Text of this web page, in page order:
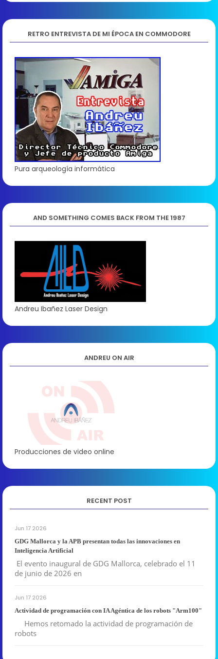
RETRO ENTREVISTA DE MI ÉPOCA EN COMMODORE
Pura arqueología informática
AND SOMETHING COMES BACK FROM THE 1987
Andreu Ibañez Laser Design
ANDREU ON AIR
Producciones de video online
RECENT POST
Jun 17 2026
GDG Mallorca y la APB presentan todas las innovaciones en
Inteligencia Artificial
El evento inaugural de GDG Mallorca, celebrado el 11
de junio de 2026 en
Jun 17 2026
Actividad de programación con IA Agéntica de los robots "Arm100"
Hemos retomado la actividad de programación de
robots